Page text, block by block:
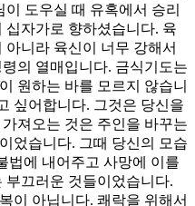
도우실 때 유혹에서 승리
십자가로 향하셨습니다. 육
니라 육신이 너무 강해서
의 열매입니다. 금식기도는
원하는 바를 모르지 않습니
싶어합니다. 그것은 당신을
져오는 것은 주인을 바꾸는
었습니다. 그때 당신의 모습
법에 내어주고 사망에 이를
부끄러운 것들이었습니다.
이 아닙니다. 쾌락을 위해서